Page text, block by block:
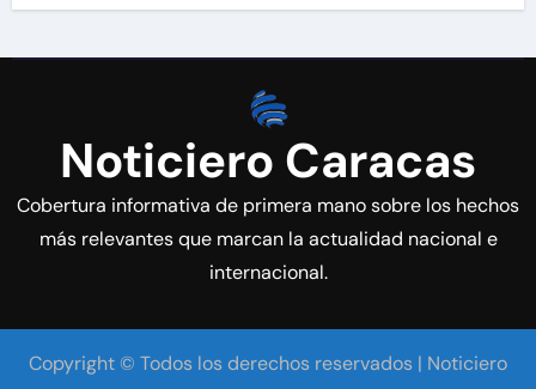
Noticiero Caracas
Cobertura informativa de primera mano sobre los hechos
más relevantes que marcan la actualidad nacional e
internacional.
Copyright © Todos los derechos reservados | Noticiero